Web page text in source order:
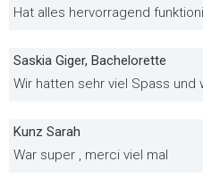
Hat alles hervorragend
Saskia Giger, Bachelorette
Wir hatten sehr viel Spass
Kunz Sarah
War super , merci viel mal